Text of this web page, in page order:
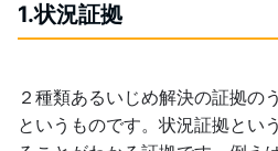
1.状況証拠
２種類あるいじめ解決の証拠の
というものです。状況証拠とい